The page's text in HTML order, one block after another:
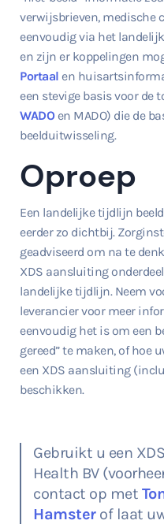
verwijsbrieven, medische
eenvoudig via het
en zijn er koppelingen
Portaal en
een stevige basis voor de
WADO en MADO) die de
beelduitwisseling.
Oproep
Een landelijke tijdlijn
eerder zo dichtbij.
geadviseerd om na te
XDS aansluiting
landelijke tijdlijn. Neem
leverancier voor meer
eenvoudig het is om een
gereed” te maken, of hoe
een XDS aansluiting
beschikken.
Gebruikt u een
Health BV
contact op met
Hamsterof laat